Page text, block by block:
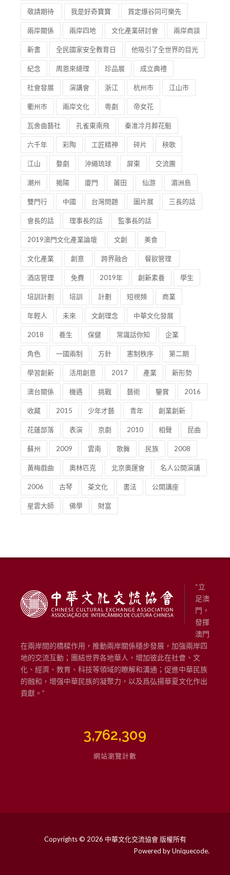
敬請期待 我是好奇寶寶 買定爆谷同可樂先
兩岸關係 兩岸四地 文化產業研討會 兩岸商談
新書 全民國家安全教育日 他吸引了全世界的目光
紀念 周恩來總理 珍品展 成立典禮
社會發展 演講會 浙江 杭州市 江山市
衢州市 兩岸文化 粵劇 帝女花
瓦舍曲藝社 孔雀東南飛 秦淮冷月葬花魁
六千年 彩陶 工匠精神 碎片 秧歌
江山 婺劇 沖繩琉球 屏東 交流團
潮州 揭陽 廈門 莆田 仙游 湄洲島
雙門行 中國 台灣問題 圖片展 三長的話
會長的話 理事長的話 監事長的話
2019澳門文化產業論壇 文創 美食
文化產業 創意 跨界融合 餐飲管理
酒店管理 免費 2019年 創新素養 學生
培訓計劃 培訓 計劃 短視頻 商業
年輕人 未來 文創理念 中華文化發展
2018 養生 保健 常識話你知 企業
角色 一國兩制 方針 憲制秩序 第二期
學習創新 活用創意 2017 產業 新形勢
澳台關係 機遇 挑戰 藝術 鑒賞 2016
收藏 2015 少年才藝 青年 創業創新
花蓮部落 表演 京劇 2010 相聲 昆曲
蘇州 2009 雲南 歌舞 民族 2008
黃梅戲曲 奧林匹克 北京奧運會 名人公開演講
2006 古琴 茶文化 書法 公開講座
星雲大師 佛學 財富
“立
足澳
門，
發揮
澳門
在兩岸間的橋樑作用，推動兩岸關係穩步發展，加強兩岸四
地的交流互動；團結世界各地華人，增加彼此在社會、文
化、經濟、教育、科技等領域的瞭解和溝通；促進中華民族
的融和，增强中華民族的凝聚力，以及爲弘揚華夏文化作出
貢獻。”
3,762,309
網站瀏覽計數
Copyrights © 2026 中華文化交流協會 版權所有
Powered byUniquecode.